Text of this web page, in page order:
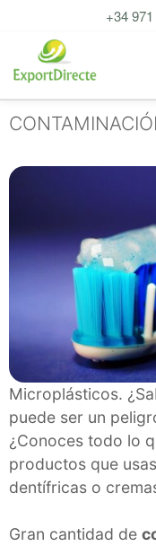
contenido
+34
Microplásticos.
puede ser un
¿Conoces todo lo
productos que
dentífricas o
Gran cantidad de